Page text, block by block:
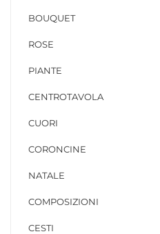
BOUQUET
ROSE
PIANTE
CENTROTAVOLA
CUORI
CORONCINE
NATALE
COMPOSIZIONI
CESTI